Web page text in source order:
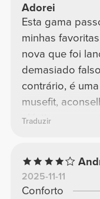
Adorei
Esta gama
minhas
nova que foi
demasiado
contrário, é
musefit,
elásticas e o
Traduzir
2025-11-11
Conforto